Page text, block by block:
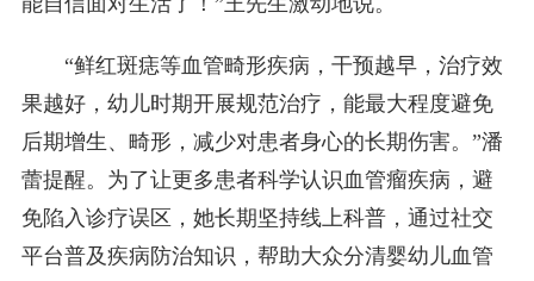
“鲜红斑痣等血管畸形疾病，干预越早，治疗效
果越好，幼儿时期开展规范治疗，能最大程度避免
后期增生、畸形，减少对患者身心的长期伤害。”潘
蕾提醒。为了让更多患者科学认识血管瘤疾病，避
免陷入诊疗误区，她长期坚持线上科普，通过社交
平台普及疾病防治知识，帮助大众分清婴幼儿血管